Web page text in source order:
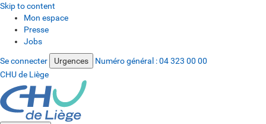
Skip to content
Mon espace
Presse
Jobs
Se connecter Urgences Numéro général :04 323 00 00
CHU de Liège